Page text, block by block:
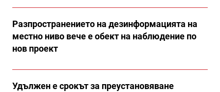
Разпространението на дезинформацията на
местно ниво вече е обект на наблюдение по
нов проект
Удължен е срокът за преустановяване